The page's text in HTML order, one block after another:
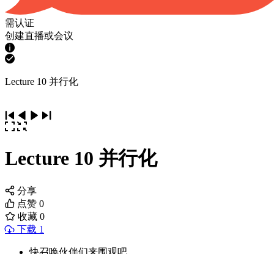
需认证
创建直播或会议
Lecture 10 并行化
Lecture 10 并行化
分享
点赞 0
收藏 0
下载 1